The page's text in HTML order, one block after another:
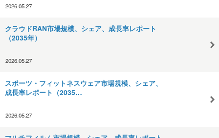
2026.05.27
クラウドRAN市場規模、シェア、成長率レポート
（2035年）
2026.05.27
スポーツ・フィットネスウェア市場規模、シェア、
成長率レポート（2035…
2026.05.27